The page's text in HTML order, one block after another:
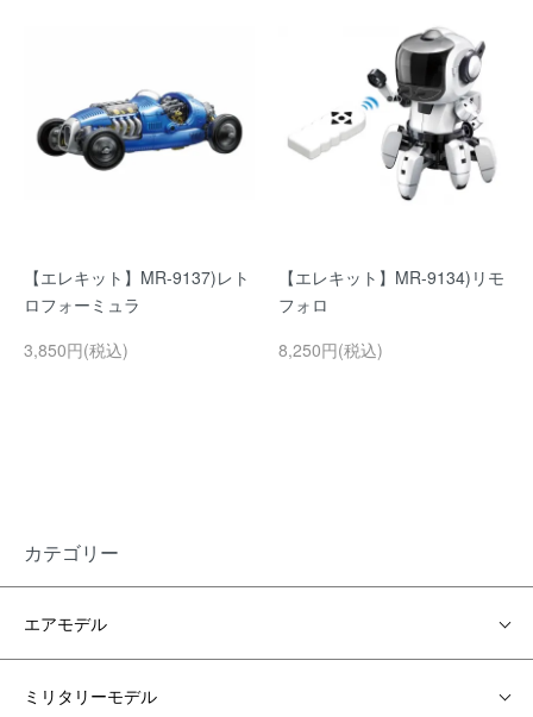
【エレキット】MR-9137)レト
ロフォーミュラ
3,850円(税込)
【エレキット】MR-9134)リモ
フォロ
8,250円(税込)
カテゴリー
エアモデル
ミリタリーモデル